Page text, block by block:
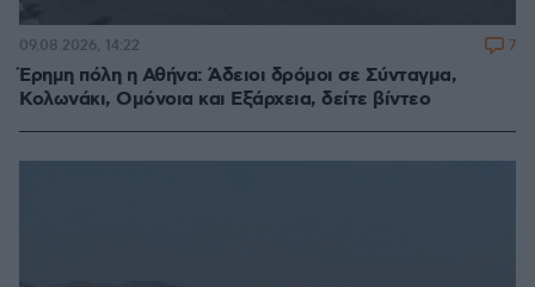
Έρημη πόλη η Αθήνα: Άδειοι δρόμοι σε Σύνταγμα,
Κολωνάκι, Ομόνοια και Εξάρχεια, δείτε βίντεο
09.08.2026, 14:22 7